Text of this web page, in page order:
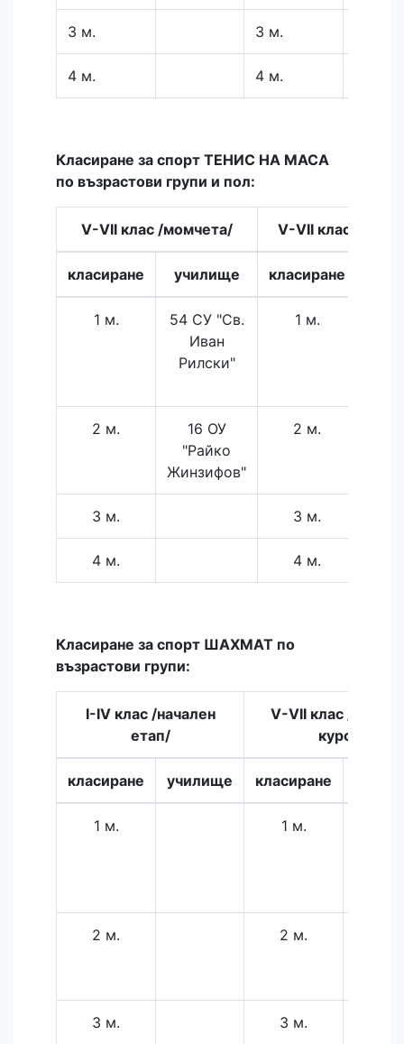
3 м. 3 м.
4 м. 4 м.
Класиране за спорт ТЕНИС НА МАСА
по възрастови групи и пол:
V-VII клас /момчета/ V-VII клас /
класиране училище класиране
1 м.
54 СУ "Св.
Иван
Рилски"
1 м.
2 м.
16 ОУ
"Райко
Жинзифов"
2 м.
3 м. 3 м.
4 м. 4 м.
Класиране за спорт ШАХМАТ по
възрастови групи:
I-IV клас /начален
етап/
V-VII клас /
курс/
класиране училище класиране
1 м. 1 м.
2 м. 2 м.
3 м. 3 м.